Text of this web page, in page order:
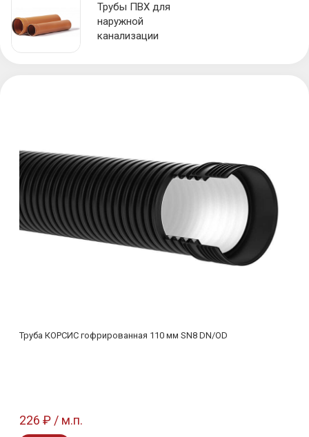
Трубы ПВХ для
наружной
канализации
Труба КОРСИС гофрированная 110 мм SN8 DN/OD
226 ₽ / м.п.